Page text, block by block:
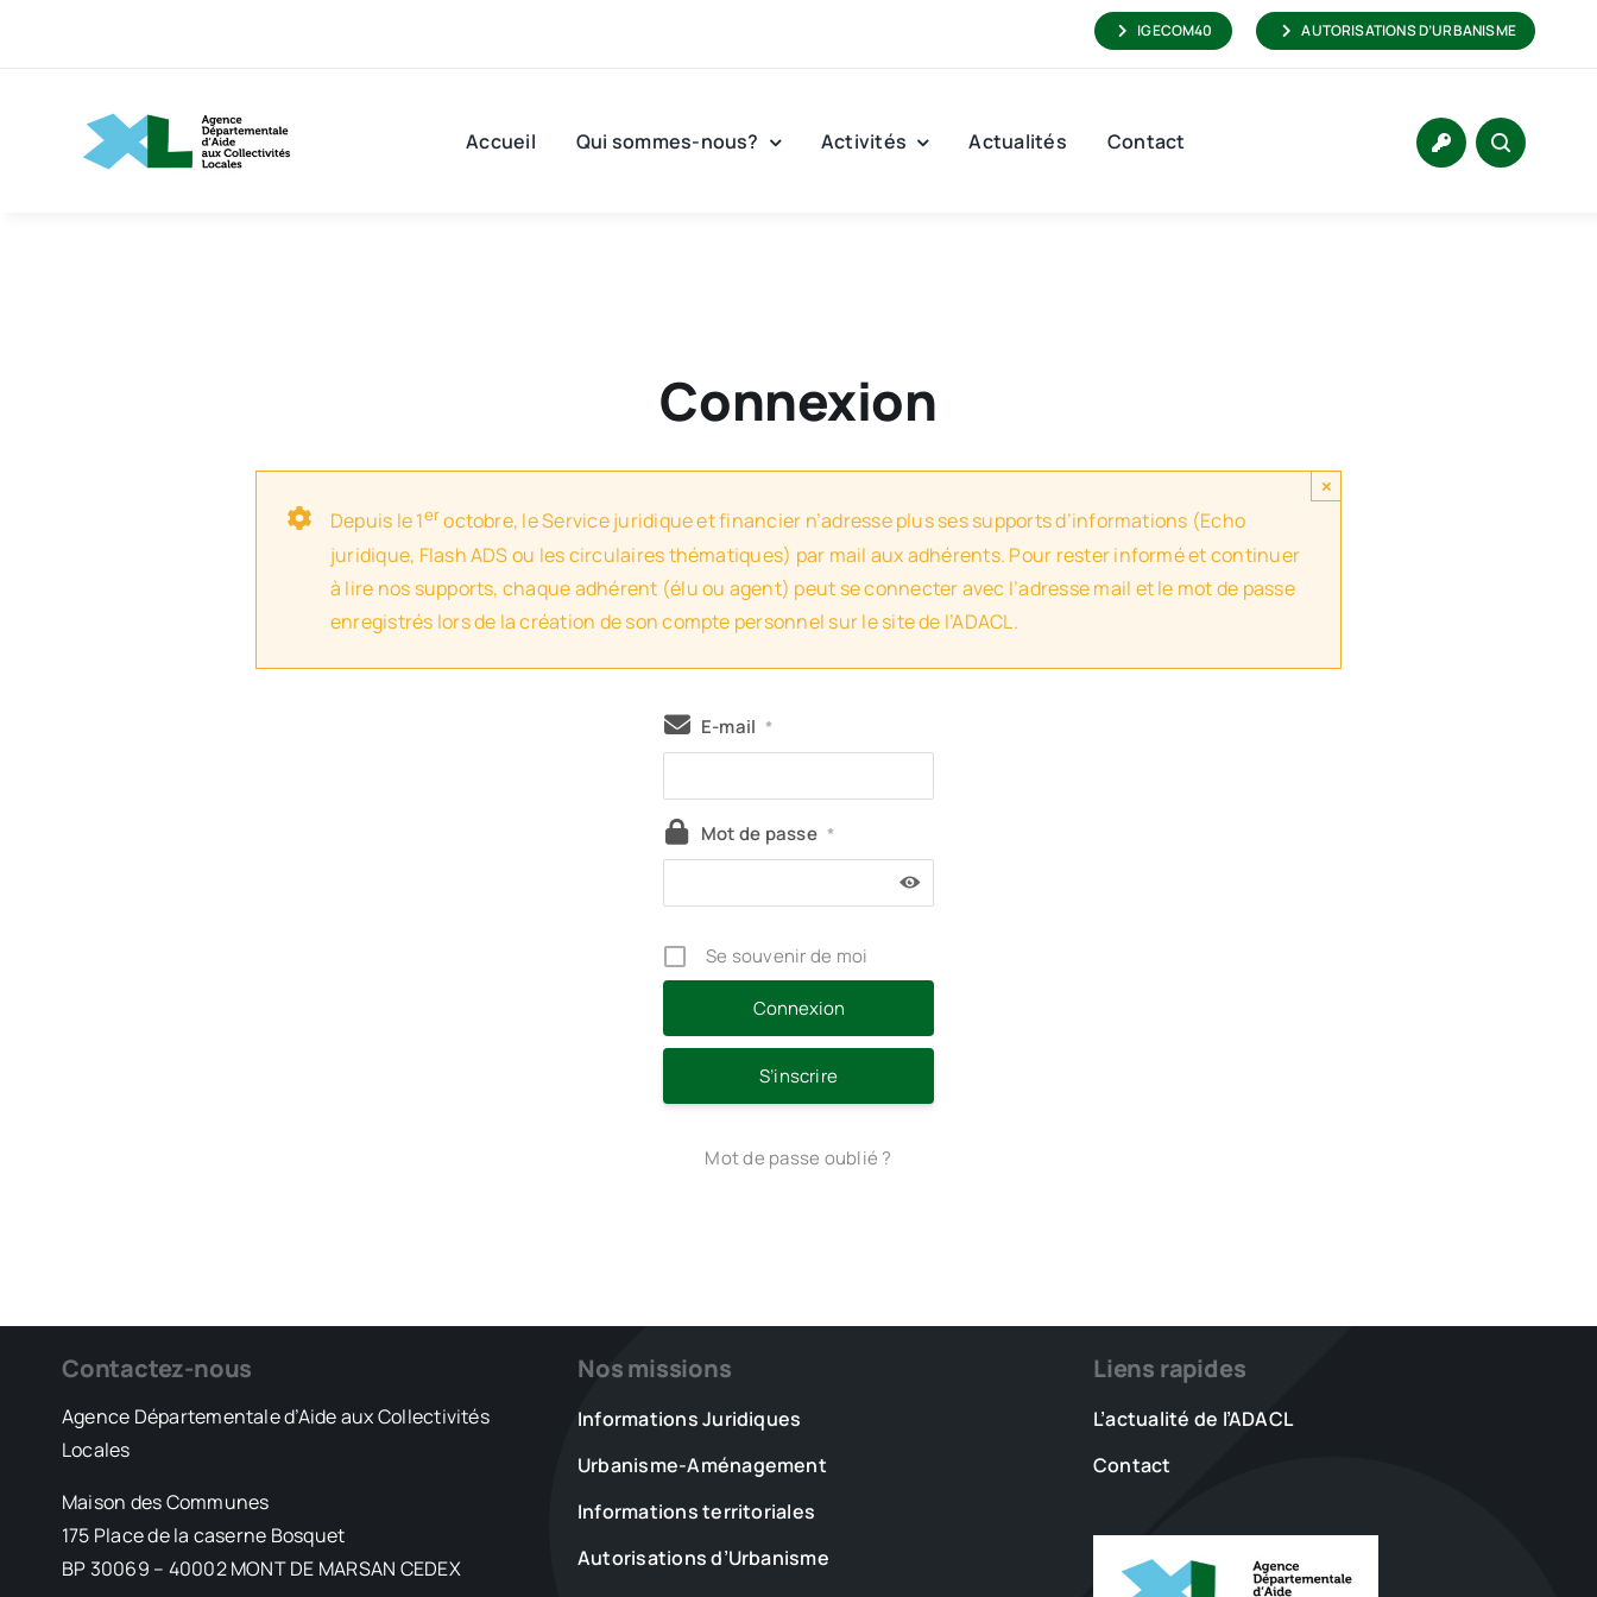
IGECOM40 AUTORISATIONS D’URBANISME
Accueil Qui sommes-nous? Activités Actualités Contact
Connexion
Depuis le 1eroctobre, le Service juridique et financier n’adresse plus ses supports d’informations (Echo
juridique, Flash ADS ou les circulaires thématiques) par mail aux adhérents. Pour rester informé et continuer
à lire nos supports, chaque adhérent (élu ou agent) peut se connecter avec l’adresse mail et le mot de passe
enregistrés lors de la création de son compte personnel sur le site de l’ADACL.
×
E-mail *
Mot de passe *
Se souvenir de moi
S’inscrire
Mot de passe oublié ?
Contactez-nous
Agence Départementale d’Aide aux Collectivités
Locales
Maison des Communes
175 Place de la caserne Bosquet
BP 30069 – 40002 MONT DE MARSAN CEDEX
Nos missions
Informations Juridiques
Urbanisme-Aménagement
Informations territoriales
Autorisations d’Urbanisme
Liens rapides
L’actualité de l’ADACL
Contact